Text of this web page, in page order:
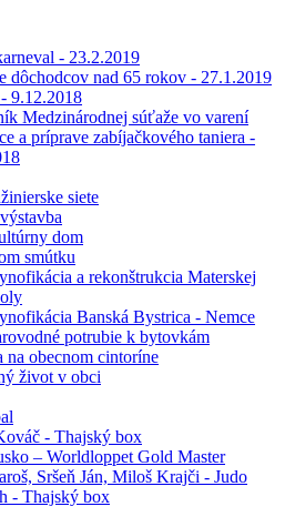
- 23.2.2019
dôchodcov nad 65 rokov - 27.1.2019
9.12.2018
Medzinárodnej súťaže vo varení
a príprave zabíjačkového taniera -
siete
dom
smútku
a rekonštrukcia Materskej
Banská Bystrica - Nemce
potrubie k bytovkám
na obecnom cintoríne
život v obci
- Thajský box
– Worldloppet Gold Master
Sršeň Ján, Miloš Krajči - Judo
- Thajský box